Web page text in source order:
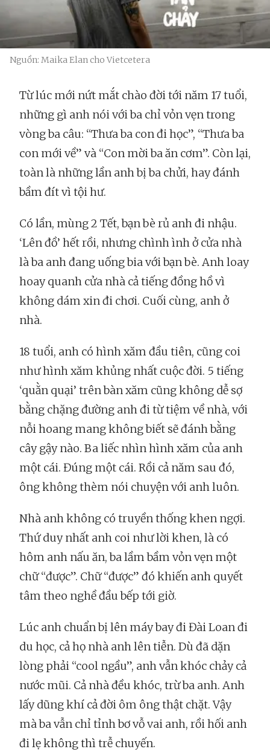
Nguồn: Maika Elan cho Vietcetera
Từ lúc mới nứt mắt chào đời tới năm 17 tuổi,
những gì anh nói với ba chỉ vỏn vẹn trong
vòng ba câu: “Thưa ba con đi học”, “Thưa ba
con mới về” và “Con mời ba ăn cơm”. Còn lại,
toàn là những lần anh bị ba chửi, hay đánh
bầm đít vì tội hư.
Có lần, mùng 2 Tết, bạn bè rủ anh đi nhậu.
‘Lên đồ’ hết rồi, nhưng chình ình ở cửa nhà
là ba anh đang uống bia với bạn bè. Anh loay
hoay quanh cửa nhà cả tiếng đồng hồ vì
không dám xin đi chơi. Cuối cùng, anh ở
nhà.
18 tuổi, anh có hình xăm đầu tiên, cũng coi
như hình xăm khủng nhất cuộc đời. 5 tiếng
‘quằn quại’ trên bàn xăm cũng không dễ sợ
bằng chặng đường anh đi từ tiệm về nhà, với
nỗi hoang mang không biết sẽ đánh bằng
cây gậy nào. Ba liếc nhìn hình xăm của anh
một cái. Đúng một cái. Rồi cả năm sau đó,
ông không thèm nói chuyện với anh luôn.
Nhà anh không có truyền thống khen ngợi.
Thứ duy nhất anh coi như lời khen, là có
hôm anh nấu ăn, ba lầm bầm vỏn vẹn một
chữ “được”. Chữ “được” đó khiến anh quyết
tâm theo nghề đầu bếp tới giờ.
Lúc anh chuẩn bị lên máy bay đi Đài Loan đi
du học, cả họ nhà anh lên tiễn. Dù đã dặn
lòng phải “cool ngầu”, anh vẫn khóc chảy cả
nước mũi. Cả nhà đều khóc, trừ ba anh. Anh
lấy dũng khí cả đời ôm ông thật chặt. Vậy
mà ba vẫn chỉ tỉnh bơ vỗ vai anh, rồi hối anh
đi lẹ không thì trễ chuyến.